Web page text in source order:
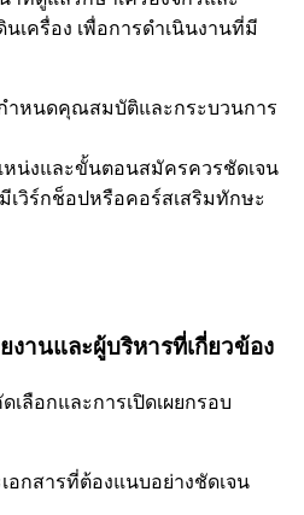
เครื่อง เพื่อการดำเนินงานที่มี
ำหนดคุณสมบัติและกระบวนการ
น่งและขั้นตอนสมัครควรชัดเจน
เวิร์กช็อปหรือคอร์สเสริมทักษะ
านและผู้บริหารที่เกี่ยวข้อง
เลือกและการเปิดเผยกรอบ
กสารที่ต้องแนบอย่างชัดเจน